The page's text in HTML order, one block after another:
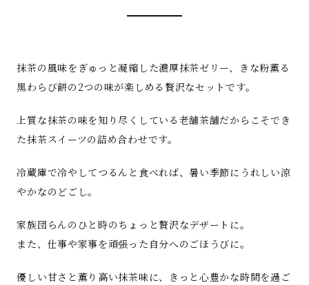
抹茶の風味をぎゅっと凝縮した濃厚抹茶ゼリー、きな粉薫る
黒わらび餅の2つの味が楽しめる贅沢なセットです。
上質な抹茶の味を知り尽くしている老舗茶舗だからこそでき
た抹茶スイーツの詰め合わせです。
冷蔵庫で冷やしてつるんと食べれば、暑い季節にうれしい涼
やかなのどごし。
家族団らんのひと時のちょっと贅沢なデザートに。
また、仕事や家事を頑張った自分へのごほうびに。
優しい甘さと薫り高い抹茶味に、きっと心豊かな時間を過ご